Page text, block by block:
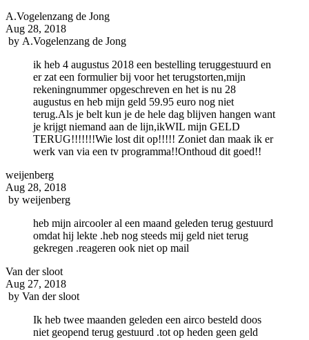
A.Vogelenzang de Jong
Aug 28, 2018
by A.Vogelenzang de Jong
ik heb 4 augustus 2018 een bestelling teruggestuurd en
er zat een formulier bij voor het terugstorten,mijn
rekeningnummer opgeschreven en het is nu 28
augustus en heb mijn geld 59.95 euro nog niet
terug.Als je belt kun je de hele dag blijven hangen want
je krijgt niemand aan de lijn,ikWIL mijn GELD
TERUG!!!!!!!Wie lost dit op!!!!! Zoniet dan maak ik er
werk van via een tv programma!!Onthoud dit goed!!
weijenberg
Aug 28, 2018
by weijenberg
heb mijn aircooler al een maand geleden terug gestuurd
omdat hij lekte .heb nog steeds mij geld niet terug
gekregen .reageren ook niet op mail
Van der sloot
Aug 27, 2018
by Van der sloot
Ik heb twee maanden geleden een airco besteld doos
niet geopend terug gestuurd .tot op heden geen geld